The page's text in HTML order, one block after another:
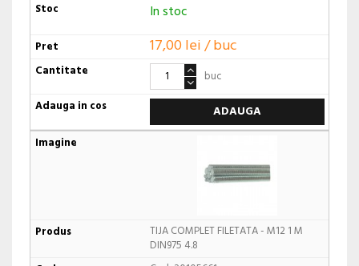
In stoc
17,00 lei / buc
buc
ADAUGA
TIJA COMPLET FILETATA - M12 1 M
DIN975 4.8